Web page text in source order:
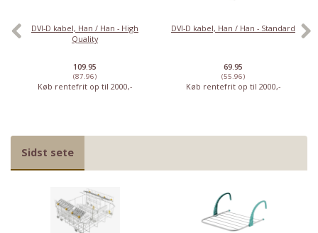
DVI-D kabel, Han / Han - High
Quality
109.95
(87.96)
Køb rentefrit op til 2000,-
DVI-D kabel, Han / Han - Standard
69.95
(55.96)
Køb rentefrit op til 2000,-
Sidst sete